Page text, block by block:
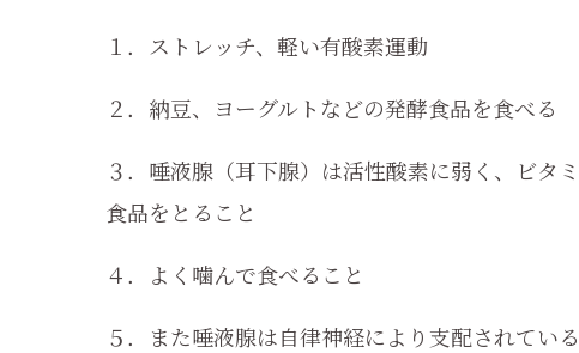
１．ストレッチ、軽い有酸素運動
２．納豆、ヨーグルトなどの発酵食品を食べる
３．唾液腺（耳下腺）は活性酸素に弱く、ビタ
食品をとること
４．よく噛んで食べること
５．また唾液腺は自律神経により支配されてい